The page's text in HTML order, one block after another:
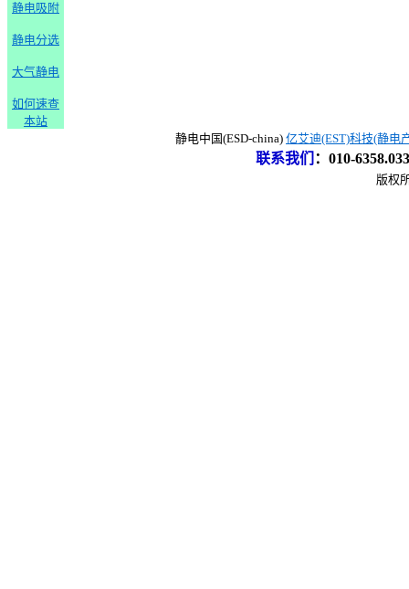
静电吸附
静电分选
大气静电
如何速查
本站
静电中国(ESD-china) 亿艾迪(EST)科技(静电
联系我们 ： 010-
版权